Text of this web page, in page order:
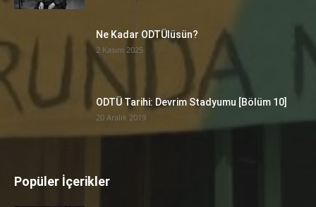
Ne Kadar ODTÜlüsün?
2 Kasım 2025
ODTÜ Tarihi: Devrim Stadyumu [Bölüm 10]
20 Aralık 2019
Popüler İçerikler